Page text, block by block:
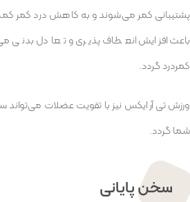
پشتیبانی کمر می‌شوند و به کاهش درد کمر
باعث افزایش انعطاف پذیری و تعادل بدنی
کمردرد گردد.
ورزش تی آر ایکس نیز با تقویت عضلات
شما گردد.
سخن پایانی